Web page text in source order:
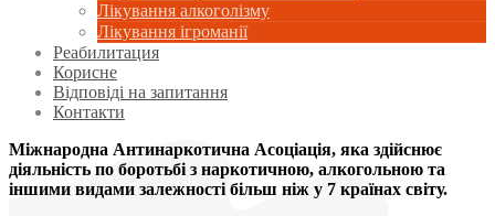
Лікування алкоголізму
Лікування ігроманії
Реабилитация
Корисне
Відповіді на запитання
Контакти
Міжнародна Антинаркотична Асоціація, яка здійснює
діяльність по боротьбі з наркотичною, алкогольною та
іншими видами залежності більш ніж у 7 країнах світу.